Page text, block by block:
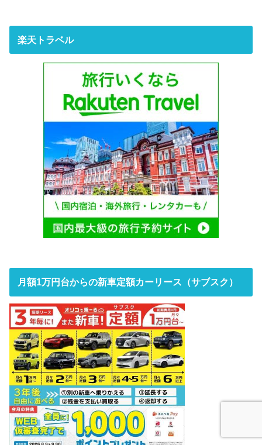
楽天トラベル
月額1万円台からの新車定額カーリース（サブスク）